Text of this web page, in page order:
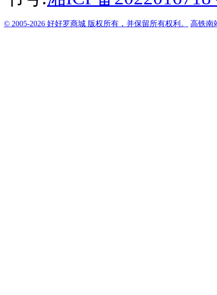
© 2005-2026 好好罗商城 版权所有，并保留所有权利。 高铁南